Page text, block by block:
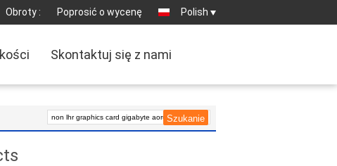
Obroty : Poprosić o wycenę Polish
Skontaktuj się z nami